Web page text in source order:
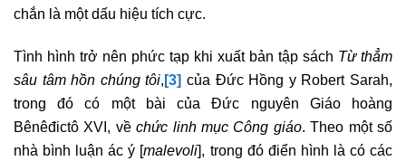
chắn là một dấu hiệu tích cực.
Tình hình trở nên phức tạp khi xuất bản tập sách Từ thẳm
sâu tâm hồn chúng tôi, [3] của Đức Hồng y Robert Sarah,
trong đó có một bài của Đức nguyên Giáo hoàng
Bênêđictô XVI, vềchức linh mục Công giáo. Theo một số
nhà bình luận ác ý [malevoli], trong đó điển hình là có các